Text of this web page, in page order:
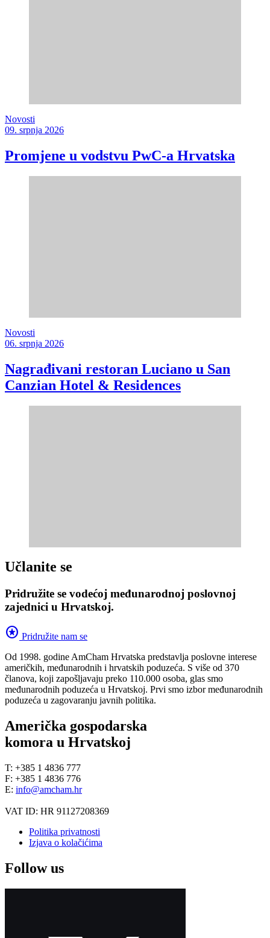
Novosti
09. srpnja 2026
Promjene u vodstvu PwC-a Hrvatska
Novosti
06. srpnja 2026
Nagrađivani restoran Luciano u San
Canzian Hotel & Residences
Učlanite se
Pridružite se vodećoj međunarodnoj poslovnoj
zajednici u Hrvatskoj.
stars Pridružite nam se
Od 1998. godine AmCham Hrvatska predstavlja poslovne interese
američkih, međunarodnih i hrvatskih poduzeća. S više od 370
članova, koji zapošljavaju preko 110.000 osoba, glas smo
međunarodnih poduzeća u Hrvatskoj. Prvi smo izbor međunarodnih
poduzeća u zagovaranju javnih politika.
Američka gospodarska
komora u Hrvatskoj
T: +385 1 4836 777
F: +385 1 4836 776
E: info@amcham.hr
VAT ID: HR 91127208369
Politika privatnosti
Izjava o kolačićima
Follow us